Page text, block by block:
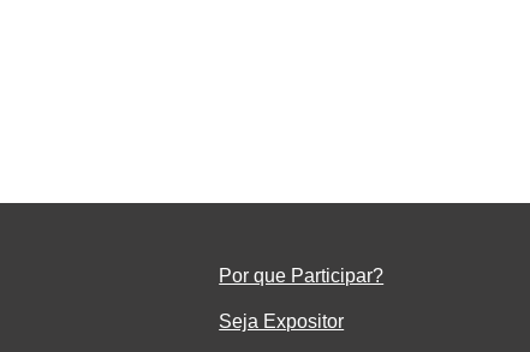
Por que Participar?
Seja Expositor